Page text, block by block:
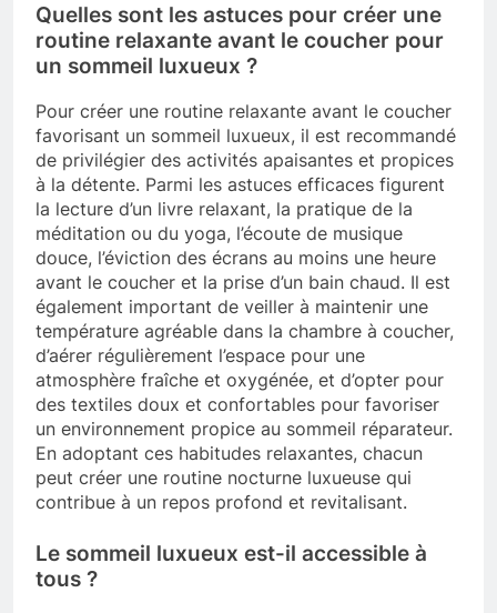
Quelles sont les astuces pour créer une
routine relaxante avant le coucher pour
un sommeil luxueux ?
Pour créer une routine relaxante avant le coucher
favorisant un sommeil luxueux, il est recommandé
de privilégier des activités apaisantes et propices
à la détente. Parmi les astuces efficaces figurent
la lecture d’un livre relaxant, la pratique de la
méditation ou du yoga, l’écoute de musique
douce, l’éviction des écrans au moins une heure
avant le coucher et la prise d’un bain chaud. Il est
également important de veiller à maintenir une
température agréable dans la chambre à coucher,
d’aérer régulièrement l’espace pour une
atmosphère fraîche et oxygénée, et d’opter pour
des textiles doux et confortables pour favoriser
un environnement propice au sommeil réparateur.
En adoptant ces habitudes relaxantes, chacun
peut créer une routine nocturne luxueuse qui
contribue à un repos profond et revitalisant.
Le sommeil luxueux est-il accessible à
tous ?